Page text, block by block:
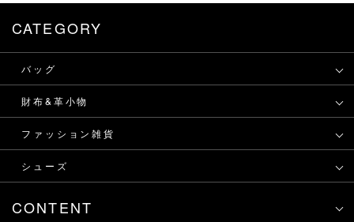
CATEGORY
バッグ
財布&革小物
ファッション雑貨
シューズ
CONTENT